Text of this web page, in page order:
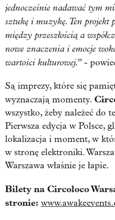
jednocześnie nadawać tym
sztukę i muzykę. Ten projekt
między przeszłością a
nowe znaczenia i emocje
wartości kulturowej.” -
Są imprezy, które się
wyznaczają momenty.
wszystko, żeby należeć do
Pierwsza edycja w Polsce,
lokalizacja i moment, w
w stronę elektroniki.
Warszawa właśnie je łapie.
Bilety na Circoloco
stronie: